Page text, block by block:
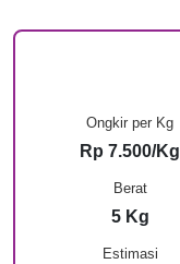
Ongkir per Kg
Rp 7.500/Kg
Berat
5 Kg
Estimasi